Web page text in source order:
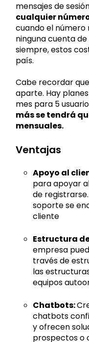
mensajes de
cualquier
cuando el número
ninguna cuenta
siempre, estos
país.
Cabe recordar
aparte. Hay
mes para 5
más se tendrá
mensuales.
Ventajas
Apoyo al
para apoyar
de
soporte se
cliente
Estructura
empresa
través de
las
equipos
Chatbots:
chatbots
y ofrecen
prospectos o